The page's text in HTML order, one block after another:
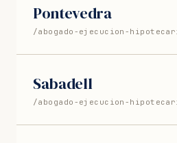
Pontevedra
/abogado-ejecucion-
Sabadell
/abogado-ejecucion-